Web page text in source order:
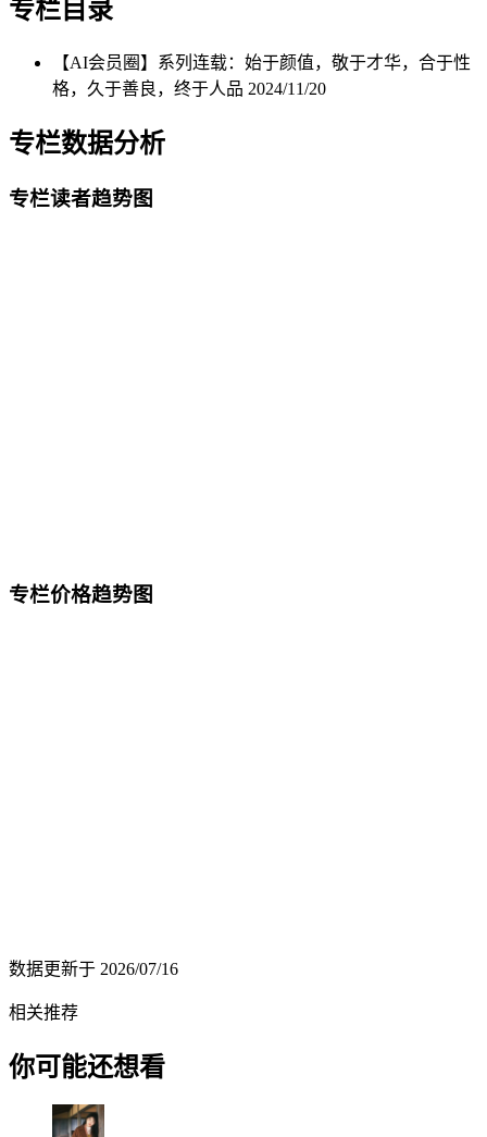
专栏目录
【AI会员圈】系列连载：始于颜值，敬于才华，合于性
格，久于善良，终于人品 2024/11/20
专栏数据分析
专栏读者趋势图
专栏价格趋势图
数据更新于 2026/07/16
相关推荐
你可能还想看